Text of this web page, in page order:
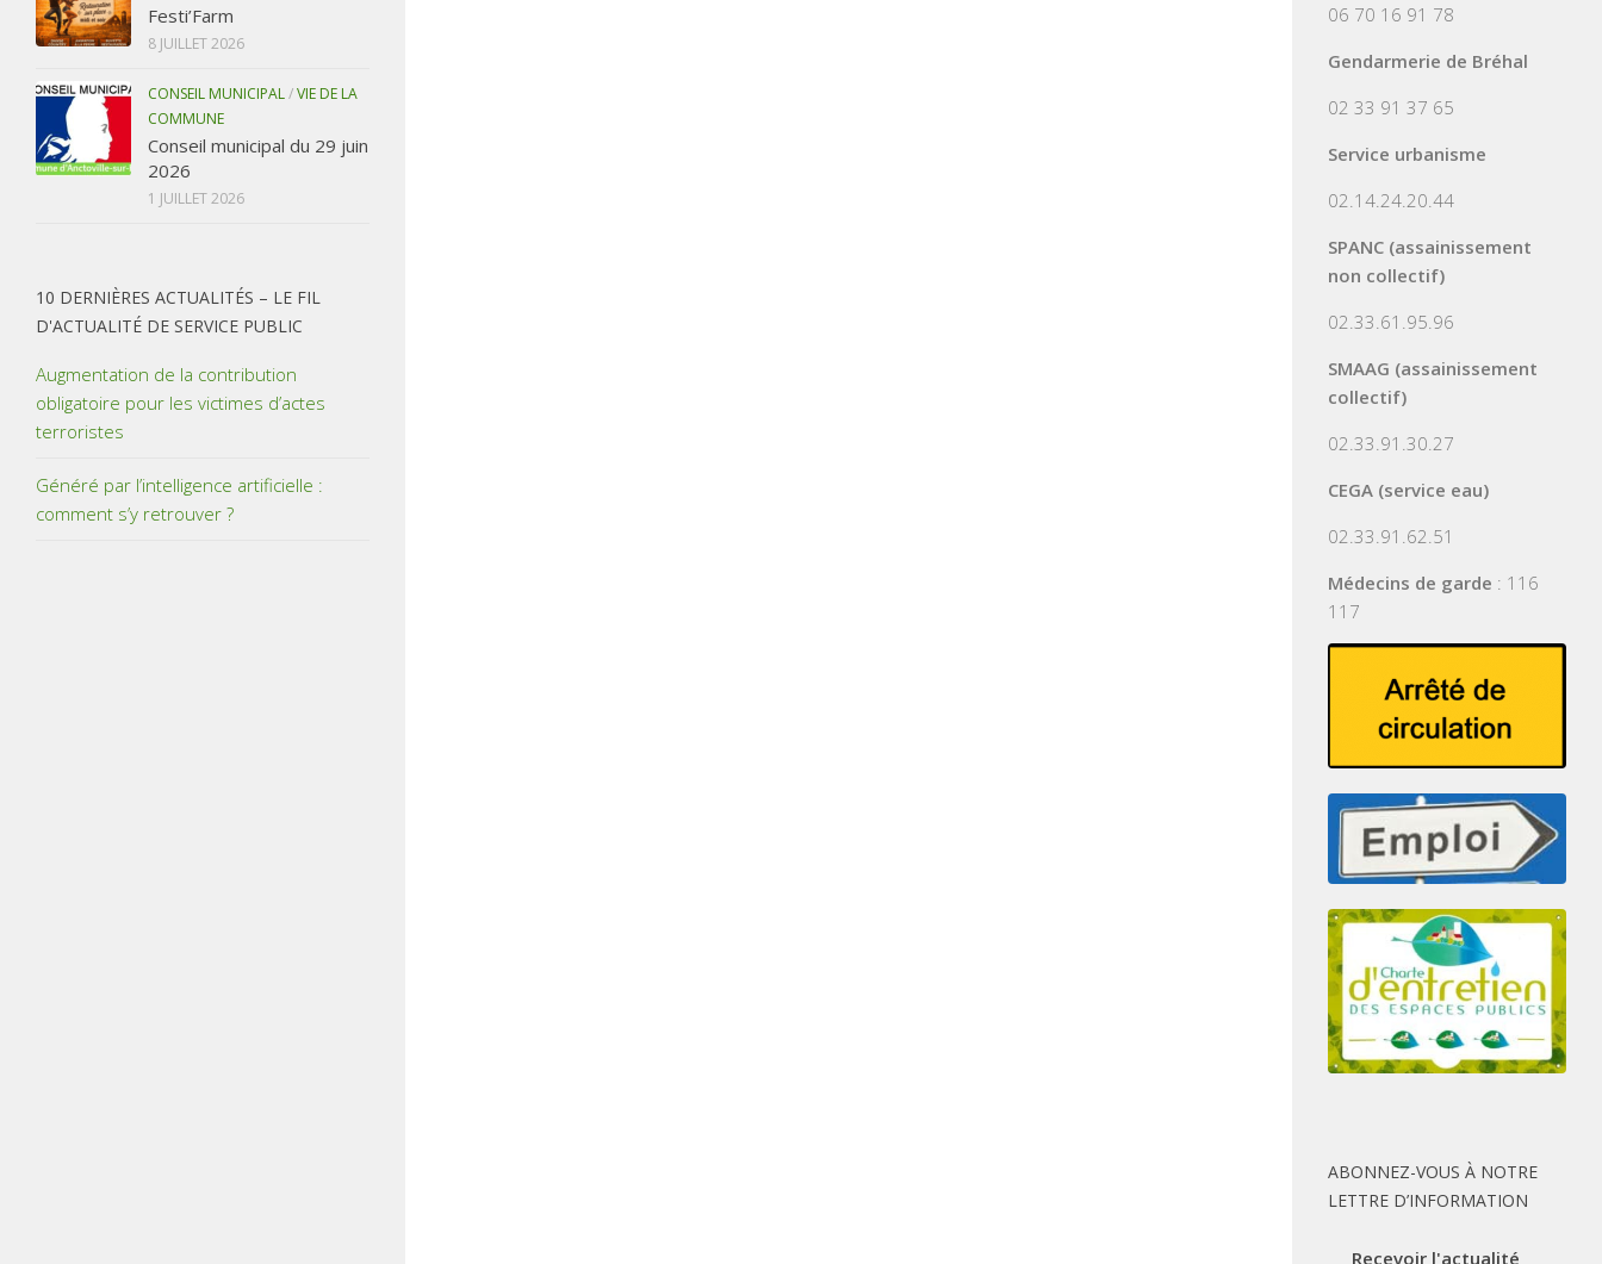
Festi’Farm
8 JUILLET 2026
CONSEIL MUNICIPAL/VIE DE LA
COMMUNE
Conseil municipal du 29 juin
2026
1 JUILLET 2026
10 DERNIÈRES ACTUALITÉS – LE FIL
D'ACTUALITÉ DE SERVICE PUBLIC
Augmentation de la contribution
obligatoire pour les victimes d’actes
terroristes
Généré par l’intelligence artificielle :
comment s’y retrouver ?
06 70 16 91 78
Gendarmerie de Bréhal
02 33 91 37 65
Service urbanisme
02.14.24.20.44
SPANC (assainissement
non collectif)
02.33.61.95.96
SMAAG (assainissement
collectif)
02.33.91.30.27
CEGA (service eau)
02.33.91.62.51
Médecins de garde : 116
117
ABONNEZ-VOUS À NOTRE
LETTRE D’INFORMATION
Recevoir l'actualité